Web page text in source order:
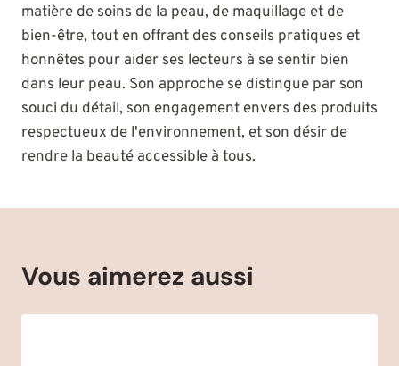
matière de soins de la peau, de maquillage et de
bien-être, tout en offrant des conseils pratiques et
honnêtes pour aider ses lecteurs à se sentir bien
dans leur peau. Son approche se distingue par son
souci du détail, son engagement envers des produits
respectueux de l'environnement, et son désir de
rendre la beauté accessible à tous.
Vous aimerez aussi